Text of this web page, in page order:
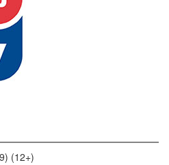
(12+)